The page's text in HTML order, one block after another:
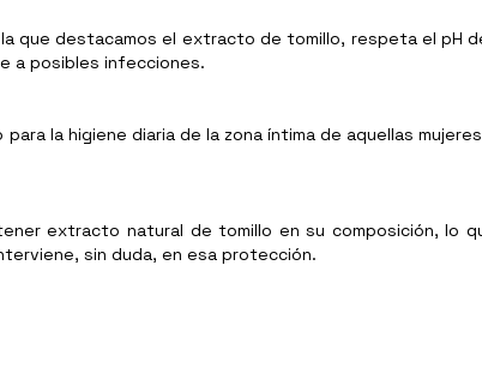
que destacamos el extracto de tomillo, respeta el pH
a posibles infecciones.
la higiene diaria de la zona íntima de aquellas
extracto natural de tomillo en su composición, lo
sin duda, en esa protección.